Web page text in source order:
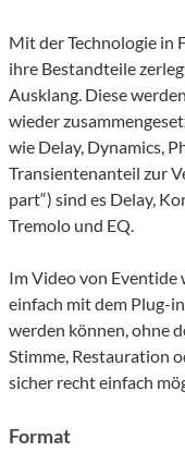
Mit der Technologie in
ihre Bestandteile
Ausklang. Diese
wieder
wie Delay, Dynamics,
Transientenanteil zur
part“) sind es Delay,
Tremolo und EQ.
Im Video von Eventide
einfach mit dem Plug-
werden können, ohne
Stimme, Restauration
sicher recht einfach
Format